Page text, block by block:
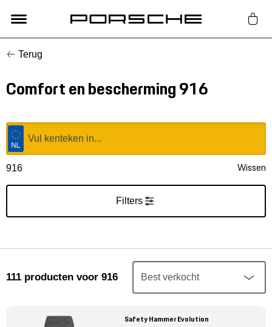
Lifestyle
Auto Accessoires
Classic
Nieuw
Mijn account
Terug
Comfort en bescherming 916
916 Wissen
Filters
111 producten voor 916
Safety Hammer Evolution